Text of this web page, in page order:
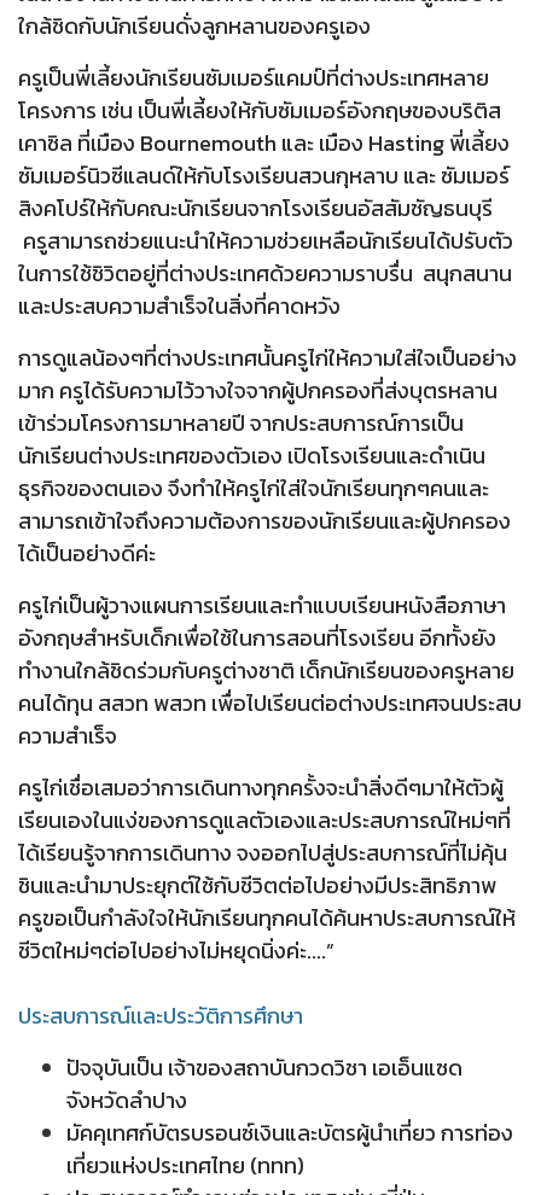
ใกล้ชิดกับนักเรียนดั่งลูกหลานของครูเอง
ครูเป็นพี่เลี้ยงนักเรียนซัมเมอร์แคมป์ที่ต่างประเทศหลาย
โครงการ เช่น เป็นพี่เลี้ยงให้กับซัมเมอร์อังกฤษของบริติส
เคาซิล ที่เมือง Bournemouth และ เมือง Hasting พี่เลี้ยง
ซัมเมอร์นิวซีแลนด์ให้กับโรงเรียนสวนกุหลาบ และ ซัมเมอร์
สิงคโปร์ให้กับคณะนักเรียนจากโรงเรียนอัสสัมชัญธนบุรี
ครูสามารถช่วยแนะนำให้ความช่วยเหลือนักเรียนได้ปรับตัว
ในการใช้ชิวิตอยู่ที่ต่างประเทศด้วยความราบรื่น สนุกสนาน
และประสบความสำเร็จในสิ่งที่คาดหวัง
การดูแลน้องๆที่ต่างประเทศนั้นครูไก่ให้ความใส่ใจเป็นอย่าง
มาก ครูได้รับความไว้วางใจจากผู้ปกครองที่ส่งบุตรหลาน
เข้าร่วมโครงการมาหลายปี จากประสบการณ์การเป็น
นักเรียนต่างประเทศของตัวเอง เปิดโรงเรียนและดำเนิน
ธุรกิจของตนเอง จึงทำให้ครูไก่ใส่ใจนักเรียนทุกๆคนและ
สามารถเข้าใจถึงความต้องการของนักเรียนและผู้ปกครอง
ได้เป็นอย่างดีค่ะ
ครูไก่เป็นผู้วางแผนการเรียนและทำแบบเรียนหนังสือภาษา
อังกฤษสำหรับเด็กเพื่อใช้ในการสอนที่โรงเรียน อีกทั้งยัง
ทำงานใกล้ชิดร่วมกับครูต่างชาติ เด็กนักเรียนของครูหลาย
คนได้ทุน สสวท พสวท เพื่อไปเรียนต่อต่างประเทศจนประสบ
ความสำเร็จ
ครูไก่เชื่อเสมอว่าการเดินทางทุกครั้งจะนำสิ่งดีๆมาให้ตัวผู้
เรียนเองในแง่ของการดูแลตัวเองและประสบการณ์ใหม่ๆที่
ได้เรียนรู้จากการเดินทาง จงออกไปสู่ประสบการณ์ที่ไม่คุ้น
ชินและนำมาประยุกต์ใช้กับชีวิตต่อไปอย่างมีประสิทธิภาพ
ครูขอเป็นกำลังใจให้นักเรียนทุกคนได้ค้นหาประสบการณ์ให้
ชีวิตใหม่ๆต่อไปอย่างไม่หยุดนิ่งค่ะ....”
ประสบการณ์เเละประวัติการศึกษา
ปัจจุบันเป็น เจ้าของสถาบันกวดวิชา เอเอ็นแซด
จังหวัดลำปาง
มัคคุเทศก์บัตรบรอนซ์เงินและบัตรผู้นำเที่ยว การท่อง
เที่ยวแห่งประเทศไทย (ททท)